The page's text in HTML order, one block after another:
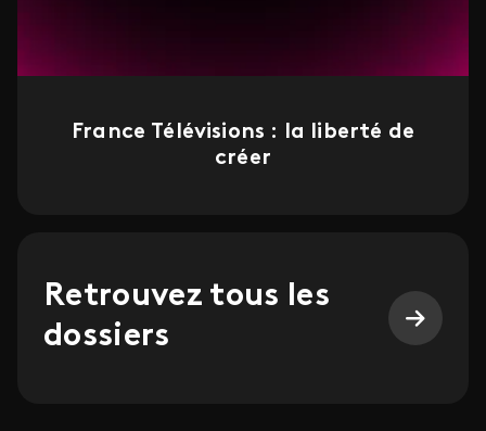
France Télévisions : la liberté de
créer
Retrouvez tous les
dossiers